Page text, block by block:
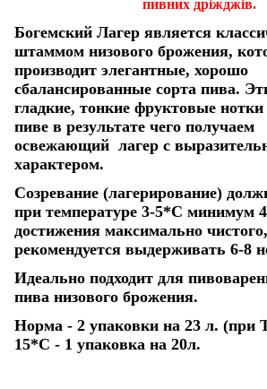
пивних дріжджів.
Богемский Лагер является
штаммом низового брожения,
производит элегантные, хорошо
сбалансированные сорта пива.
гладкие, тонкие фруктовые
пиве в результате чего получаем
освежающий лагер с
характером.
Созревание (лагерирование)
при температуре 3-5*С минимум
достижения максимально
рекомендуется выдерживать 6-8
Идеально подходит для
пива низового брожения.
Норма - 2 упаковки на 23 л. (при
15*С - 1 упаковка на 20л.